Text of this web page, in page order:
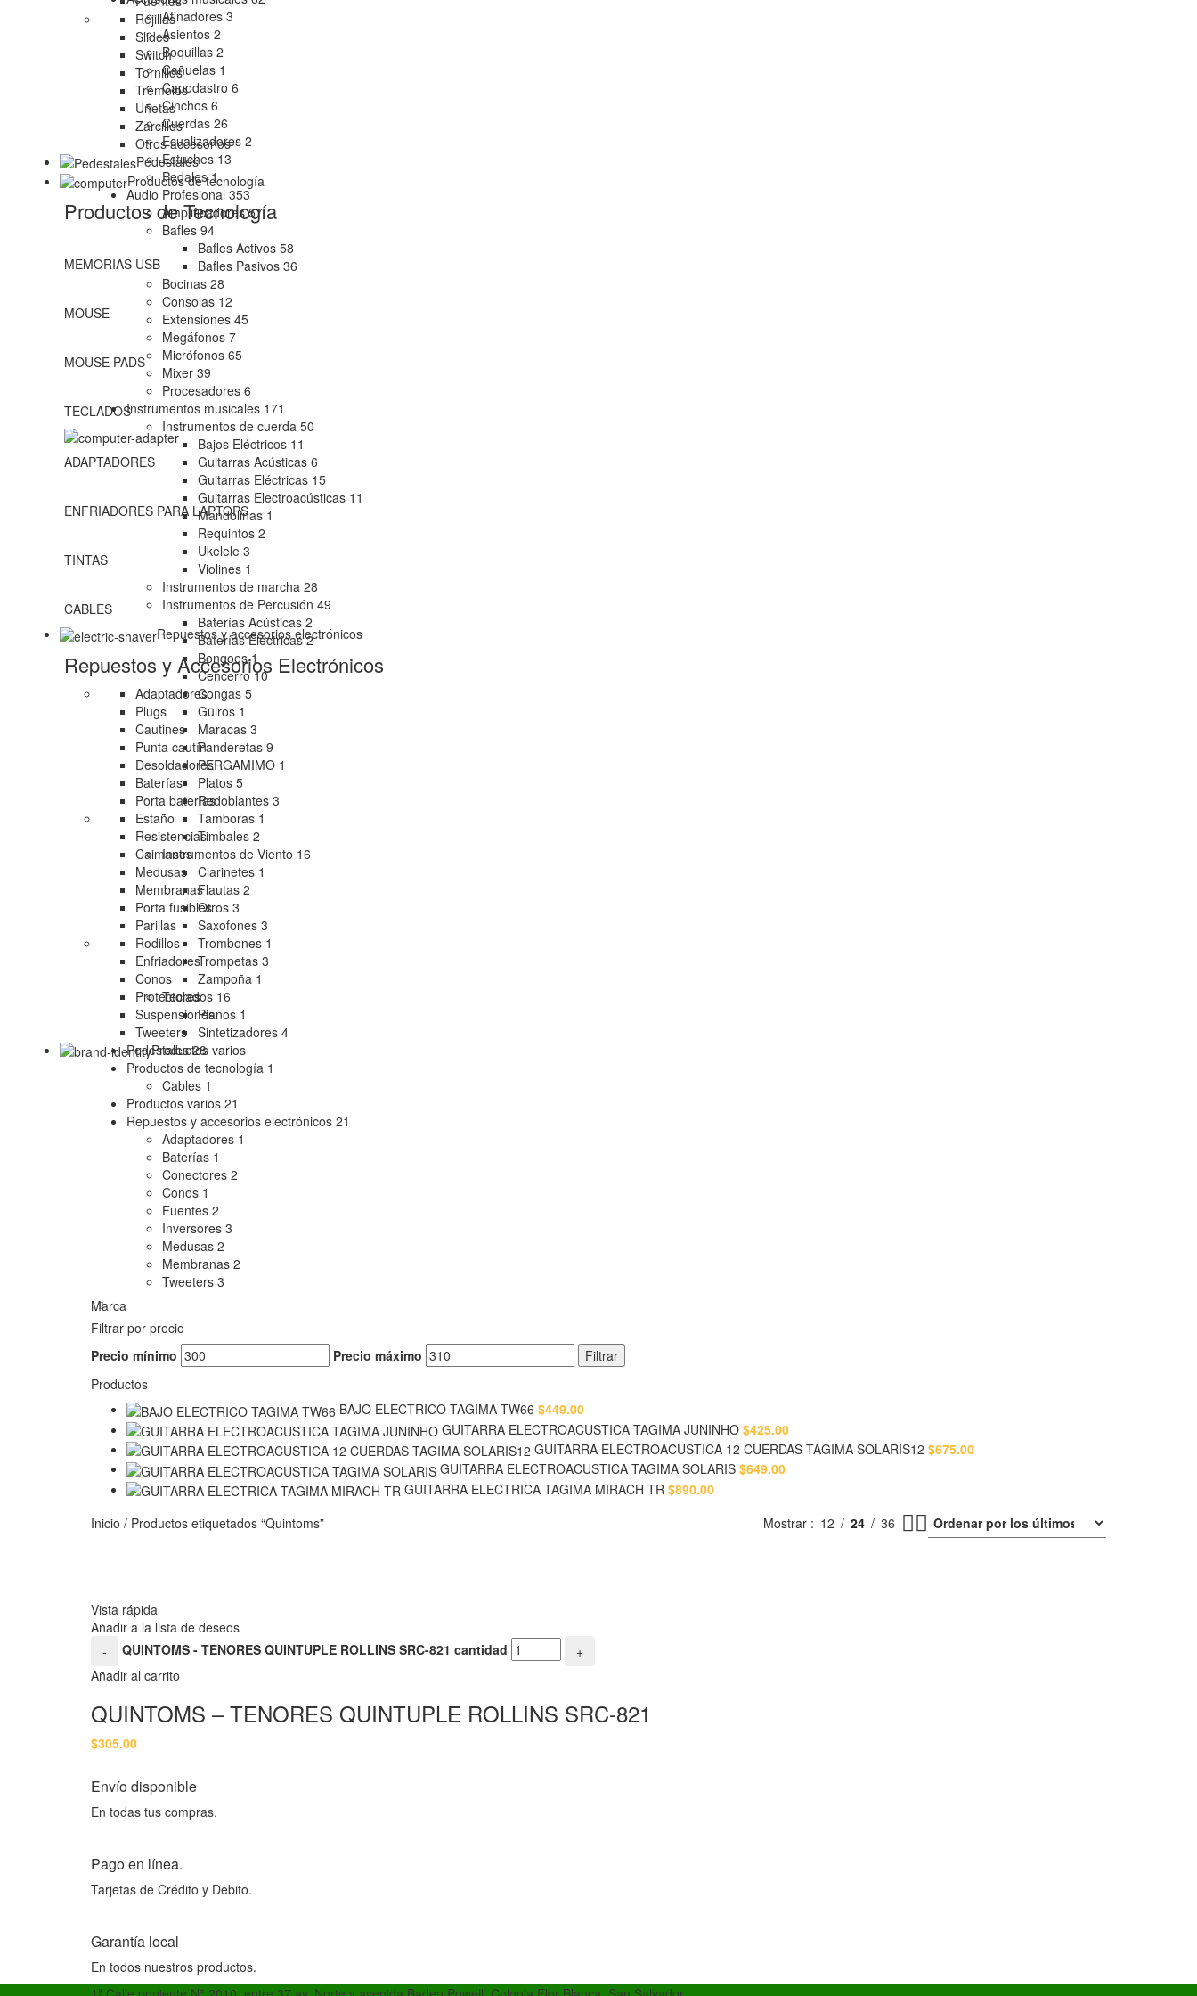
Rejillas
Slides
Switch
Tornillos
Tremolos
Uñetas
Zarcillos
Otros accesorios
Pedestales
Productos de tecnología
Productos de Tecnología
MEMORIAS USB
MOUSE
MOUSE PADS
TECLADOS
ADAPTADORES
ENFRIADORES PARA LAPTOPS
TINTAS
CABLES
Repuestos y accesorios electrónicos
Repuestos y Accesorios Electrónicos
Adaptadores
Plugs
Cautines
Punta cautín
Desoldadores
Baterías
Porta baterías
Estaño
Resistencias
Caimanes
Medusas
Membranas
Porta fusibles
Parillas
Rodillos
Enfriadores
Conos
Protectores
Suspensiones
Tweeters
Productos varios
Afinadores 3
Asientos 2
Boquillas 2
Cañuelas 1
Capodastro 6
Cinchos 6
Cuerdas 26
Ecualizadores 2
Estuches 13
Pedales 1
Audio Profesional 353
Amplificadores 57
Bafles 94
Bafles Activos 58
Bafles Pasivos 36
Bocinas 28
Consolas 12
Extensiones 45
Megáfonos 7
Micrófonos 65
Mixer 39
Procesadores 6
Instrumentos musicales 171
Instrumentos de cuerda 50
Bajos Eléctricos 11
Guitarras Acústicas 6
Guitarras Eléctricas 15
Guitarras Electroacústicas 11
Mandolinas 1
Requintos 2
Ukelele 3
Violines 1
Instrumentos de marcha 28
Instrumentos de Percusión 49
Baterías Acústicas 2
Baterías Eléctricas 2
Bongoes 1
Cencerro 10
Congas 5
Güiros 1
Maracas 3
Panderetas 9
PERGAMIMO 1
Platos 5
Redoblantes 3
Tamboras 1
Timbales 2
Instrumentos de Viento 16
Clarinetes 1
Flautas 2
Otros 3
Saxofones 3
Trombones 1
Trompetas 3
Zampoña 1
Teclados 16
Pianos 1
Sintetizadores 4
Pedestales 28
Productos de tecnología 1
Cables 1
Productos varios 21
Repuestos y accesorios electrónicos 21
Adaptadores 1
Baterías 1
Conectores 2
Conos 1
Fuentes 2
Inversores 3
Medusas 2
Membranas 2
Tweeters 3
Marca
Filtrar por precio
Precio mínimo
Precio máximo
Filtrar
Productos
BAJO ELECTRICO TAGIMA TW66 $449.00
GUITARRA ELECTROACUSTICA TAGIMA JUNINHO $425.00
GUITARRA ELECTROACUSTICA 12 CUERDAS TAGIMA SOLARIS12 $675.00
GUITARRA ELECTROACUSTICA TAGIMA SOLARIS $649.00
GUITARRA ELECTRICA TAGIMA MIRACH TR $890.00
Inicio / Productos etiquetados “Quintoms” Mostrar 12 24 36
Vista rápida
Añadir a la lista de deseos
-
QUINTOMS - TENORES QUINTUPLE ROLLINS SRC-821 cantidad
+
Añadir al carrito
QUINTOMS – TENORES QUINTUPLE ROLLINS SRC-821
$305.00
Envío disponible
En todas tus compras.
Pago en línea.
Tarjetas de Crédito y Debito.
Garantía local
En todos nuestros productos.